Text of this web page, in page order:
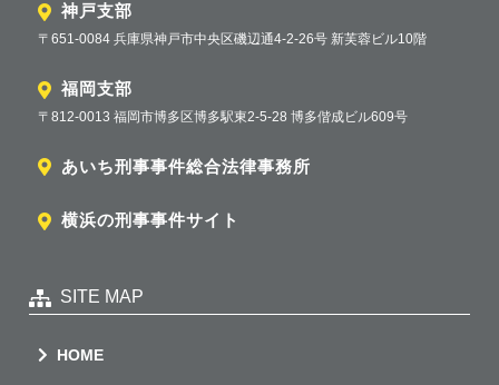
神戸支部
〒651-0084 兵庫県神戸市中央区磯辺通4-2-26号 新芙蓉ビル10階
福岡支部
〒812-0013 福岡市博多区博多駅東2-5-28 博多偕成ビル609号
あいち刑事事件総合法律事務所
横浜の刑事事件サイト
SITE MAP
HOME